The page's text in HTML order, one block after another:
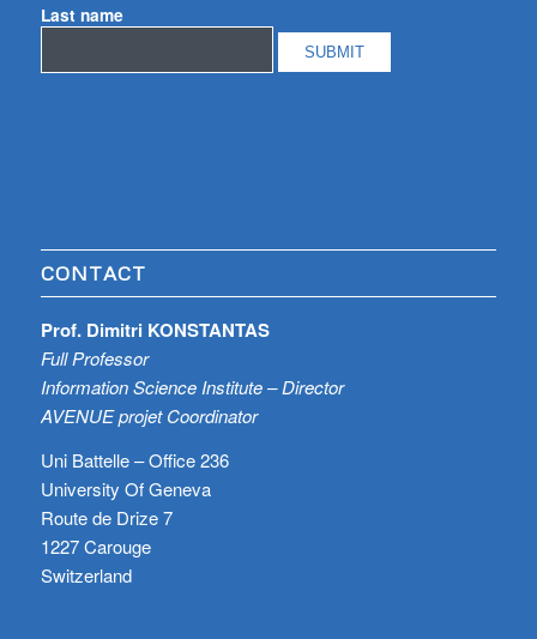
Last name
CONTACT
Prof. Dimitri KONSTANTAS
Full Professor
Information Science Institute – Director
AVENUE projet Coordinator
Uni Battelle – Office 236
University Of Geneva
Route de Drize 7
1227 Carouge
Switzerland